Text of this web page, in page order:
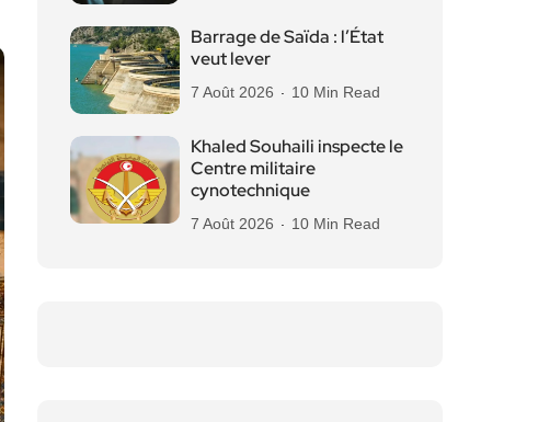
Barrage de Saïda : l’État
veut lever
7 Août 2026 10 Min Read
Khaled Souhaili inspecte le
Centre militaire
cynotechnique
7 Août 2026 10 Min Read